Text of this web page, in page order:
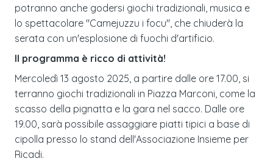
potranno anche godersi giochi tradizionali, musica e
lo spettacolare "Camejuzzu i focu", che chiuderà la
serata con un'esplosione di fuochi d'artificio.
Il programma è ricco di attività!
Mercoledì 13 agosto 2025, a partire dalle ore 17.00, si
terranno giochi tradizionali in Piazza Marconi, come la
scasso della pignatta e la gara nel sacco. Dalle ore
19.00, sarà possibile assaggiare piatti tipici a base di
cipolla presso lo stand dell'Associazione Insieme per
Ricadi.